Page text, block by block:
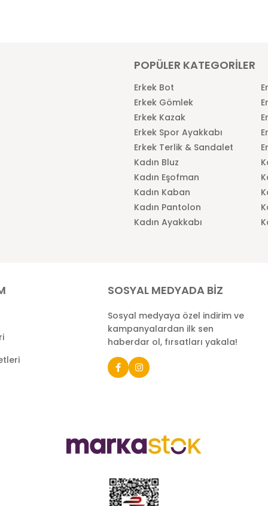
POPÜLER KATEGORİLER
Erkek Bot
Erkek Gömlek
Erkek Kazak
Erkek Spor Ayakkabı
Erkek Terlik & Sandalet
Kadın Bluz
Kadın Eşofman
Kadın Kaban
Kadın Pantolon
Kadın Ayakkabı
SOSYAL MEDYADA BİZ
Sosyal medyaya özel indirim ve
kampanyalardan ilk sen
haberdar ol, fırsatları yakala!